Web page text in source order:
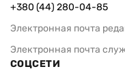
+380 (44) 280-04-85
Электронная почта
Электронная почта
СОЦСЕТИ